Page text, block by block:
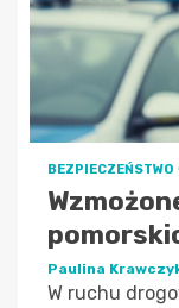
BEZPIECZEŃSTWO
Paulina
W ruchu